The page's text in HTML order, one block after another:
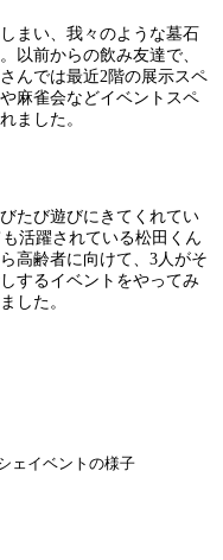
まい、我々のような墓石
以前からの飲み友達で、
んでは最近2階の展示スペ
麻雀会などイベントスペ
ました。
たび遊びにきてくれてい
活躍されている松田くん
高齢者に向けて、3人がそ
するイベントをやってみ
した。
ェイベントの様子